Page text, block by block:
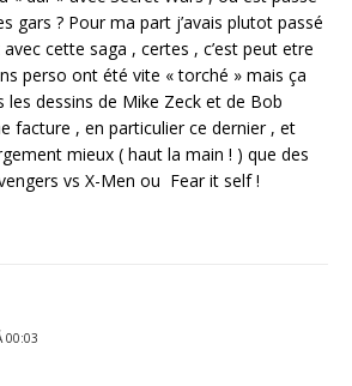
gars ? Pour ma part j’avais plutot passé
cette saga , certes , c’est peut etre
perso ont été vite « torché » mais ça
dessins de Mike Zeck et de Bob
facture , en particulier ce dernier , et
mieux ( haut la main ! ) que des
vs X-Men ou Fear it self !
00:03